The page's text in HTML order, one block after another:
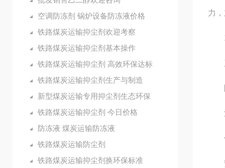
空调防冻剂 锅炉设备防冻液价格
铁路煤炭运输抑尘剂欢迎考察
铁路煤炭运输抑尘剂基本操作
铁路煤炭运输抑尘剂 高效环保达标
铁路煤炭运输抑尘剂生产与制造
新型煤炭运输专用抑尘剂生态环保
铁路煤炭运输抑尘剂 今日价格
防冻液 煤炭运输防冻液
铁路煤炭运输防尘剂
铁路煤炭运输抑尘剂换环保标准
力
1
产
清
使
安